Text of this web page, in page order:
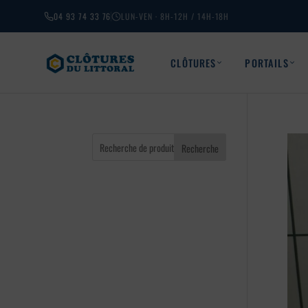
04 93 74 33 76 LUN-VEN · 8H-12H / 14H-18H
CLÔTURES PORTAILS
Recherche